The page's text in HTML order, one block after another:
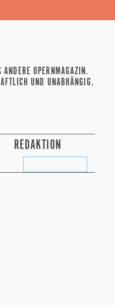
ANDERE OPERNMAGAZIN.
UND UNABHÄNGIG.
REDAKTION